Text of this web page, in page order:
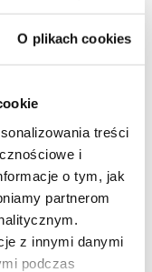
O plikach cookies
treści
i
o tym, jak
partnerom
z innymi danymi
podczas
i recenzja
gotówkowy